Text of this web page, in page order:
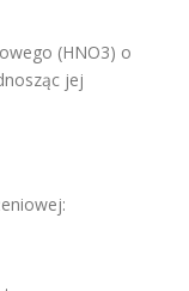
(HNO3​) o
jej